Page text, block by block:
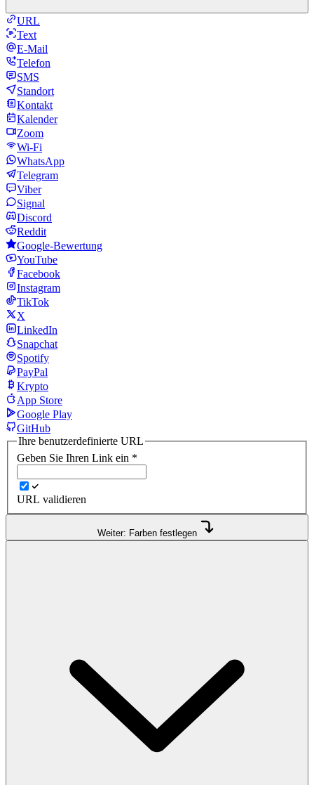
URL
Text
E-Mail
Telefon
SMS
Standort
Kontakt
Kalender
Zoom
Wi-Fi
WhatsApp
Telegram
Viber
Signal
Discord
Reddit
Google-Bewertung
YouTube
Facebook
Instagram
TikTok
X
LinkedIn
Snapchat
Spotify
PayPal
Krypto
App Store
Google Play
GitHub
Ihre benutzerdefinierte URL
Geben Sie Ihren Link ein *
URL validieren
Weiter: Farben festlegen